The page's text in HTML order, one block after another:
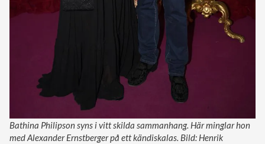
Bathina Philipson syns i vitt skilda sammanhang. Här minglar hon
med Alexander Ernstberger på ett kändiskalas. Bild: Henrik